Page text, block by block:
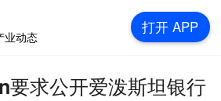
要求公开爱泼斯坦银行
业动态
打开 APP